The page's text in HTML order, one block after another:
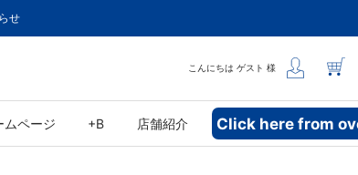
こんにちは ゲスト 様
ムページ +B 店舗紹介 Click here from